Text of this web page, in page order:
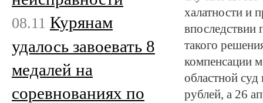
халатности и
впоследствии
такого
компенсации
областной
рублей, а 26
08.11 Курянам
удалось завоевать 8
медалей на
соревнованиях по